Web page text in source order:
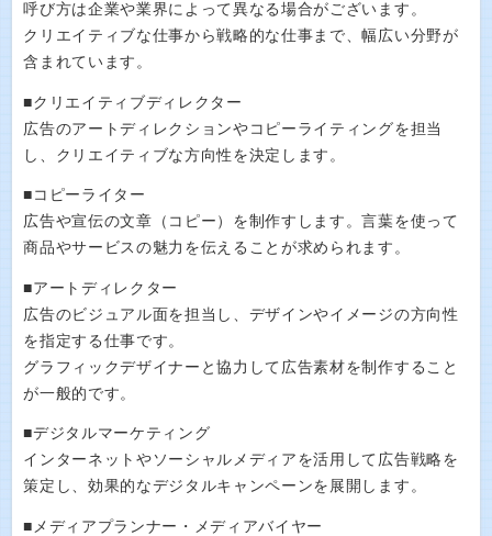
呼び方は企業や業界によって異なる場合がございます。
クリエイティブな仕事から戦略的な仕事まで、幅広い分野が
含まれています。
■クリエイティブディレクター
広告のアートディレクションやコピーライティングを担当
し、クリエイティブな方向性を決定します。
■コピーライター
広告や宣伝の文章（コピー）を制作すします。言葉を使って
商品やサービスの魅力を伝えることが求められます。
■アートディレクター
広告のビジュアル面を担当し、デザインやイメージの方向性
を指定する仕事です。
グラフィックデザイナーと協力して広告素材を制作すること
が一般的です。
■デジタルマーケティング
インターネットやソーシャルメディアを活用して広告戦略を
策定し、効果的なデジタルキャンペーンを展開します。
■メディアプランナー・メディアバイヤー